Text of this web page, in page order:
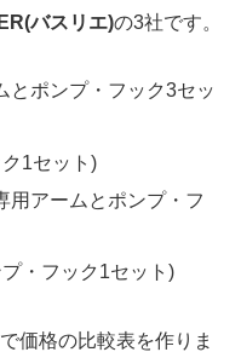
バスリエ)の3社です。
とポンプ・フック3セッ
1セット)
用アームとポンプ・フ
・フック1セット)
価格の比較表を作りま